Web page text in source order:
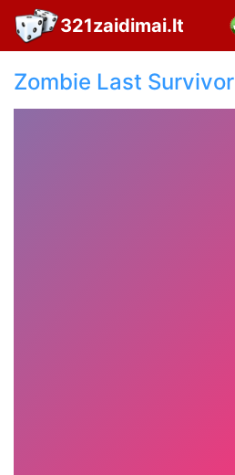
321zaidimai.lt
Zombie Last Survivor